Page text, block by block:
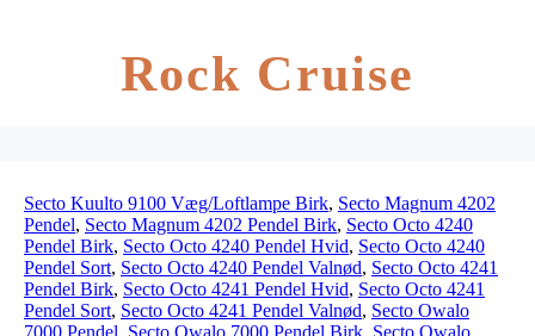
Rock Cruise
Secto Kuulto 9100 Væg/Loftlampe Birk, Secto Magnum 4202
Pendel, Secto Magnum 4202 Pendel Birk, Secto Octo 4240
Pendel Birk, Secto Octo 4240 Pendel Hvid, Secto Octo 4240
Pendel Sort, Secto Octo 4240 Pendel Valnød, Secto Octo 4241
Pendel Birk, Secto Octo 4241 Pendel Hvid, Secto Octo 4241
Pendel Sort, Secto Octo 4241 Pendel Valnød, Secto Owalo
7000 Pendel, Secto Owalo 7000 Pendel Birk, Secto Owalo